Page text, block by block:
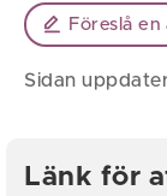
Föreslå en
Sidan
Länk för